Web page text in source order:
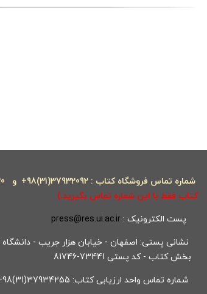
شماره تماس فروشگاه کتاب : 37932092(31)98+ و
کتاب فقط با این شماره تماس بگیرید.)
پست الکترونیک : press@res.ui.ac.ir
نشانی پستی: اصفهان - خیابان هزار جریب - دانشگاه
بخش کتاب - کد پستی 73441-81746
شماره تماس واحد ارزیابی کتاب: 37934255(31)98+ (بخش ارزیابی کتاب)